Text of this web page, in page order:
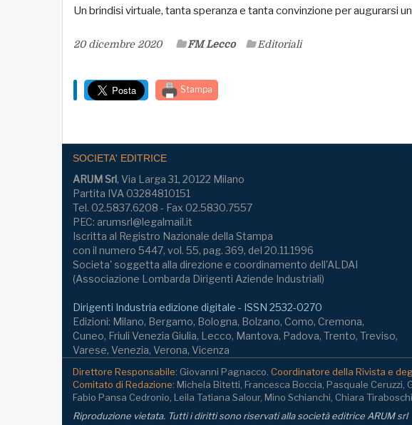
Un brindisi virtuale, tanta speranza e tanta convinzione per augurarsi
20 dicembre 2020 FM Lecco Editoriali
Stampa
SOCIETA' EDITRICE
ARUM Srl, Via Larga 31, 20122 Milano
Partita IVA 03284810151
Tel. 02.5837.6208 - Fax 02.5830.7557
PEC: arumsrl@legalmail.it
Iscritta al Registro Nazionale della Stampa
con il numero 5447, vol. 55, pag. 369, del 20.11.1996
Societa' soggetta alla direzione e coordinamento dell'ALDAI
(Associazione Lombarda Dirigenti Aziende Industriali)
Dirigenti Industria edizione digitale - ISSN 2532-0270
Edizioni: Milano, Bergamo, Bologna, Bolzano, Como, Cremona,
Cuneo, Friuli Venezia Giulia, Lecco, Mantova, Padova, Trento, Treviso,
Varese, Venezia, Verona, Vicenza
Direttore Responsabile: Giovanni Pagnacco. Coordinatore della Rivista e
Comitato di Redazione: Michela Bitetti, Francesca Boccia, Pasquale Ceruzzi,
Fabio Pansa Cedronio, Leila Tatiana Salour, Mino Schianchi, Chiara Tiraboschi.
Riproduzione vietata. Tutti i diritti sono riservati alla società editrice ARUM srl